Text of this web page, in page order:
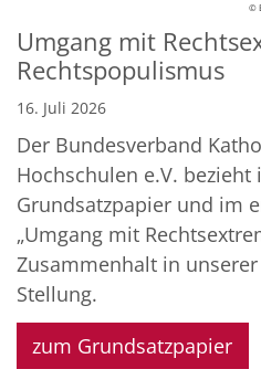
©
Umgang mit
Rechtspopulismus
16. Juli 2026
Der Bundesverband
Hochschulen e.V. bezieht
Grundsatzpapier und im
„Umgang mit
Zusammenhalt in unserer
Stellung.
zum Grundsatzpapier